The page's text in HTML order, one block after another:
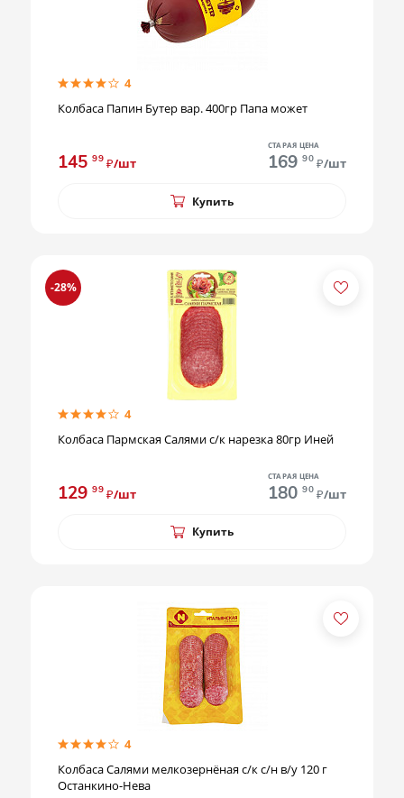
4
Колбаса Папин Бутер вар. 400гр Папа может
145 99 ₽/шт
СТАРАЯ ЦЕНА
169 90 ₽/шт
Купить
-28%
4
Колбаса Пармская Салями с/к нарезка 80гр Иней
129 99 ₽/шт
СТАРАЯ ЦЕНА
180 90 ₽/шт
Купить
4
Колбаса Салями мелкозернёная с/к с/н в/у 120 г
Останкино-Нева